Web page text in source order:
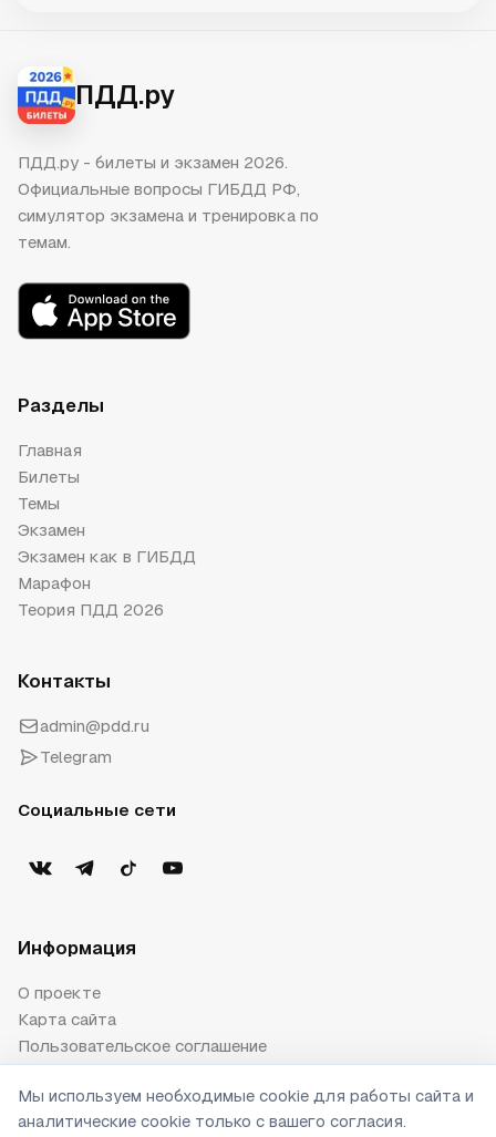
ПДД.ру
ПДД.ру - билеты и экзамен 2026.
Официальные вопросы ГИБДД РФ,
симулятор экзамена и тренировка по
темам.
Разделы
Главная
Билеты
Темы
Экзамен
Экзамен как в ГИБДД
Марафон
Теория ПДД 2026
Контакты
admin@pdd.ru
Telegram
Социальные сети
Информация
О проекте
Карта сайта
Пользовательское соглашение
Публичная оферта
Настройки cookie
Мы используем необходимые cookie для работы сайта и
аналитические cookie только с вашего согласия.